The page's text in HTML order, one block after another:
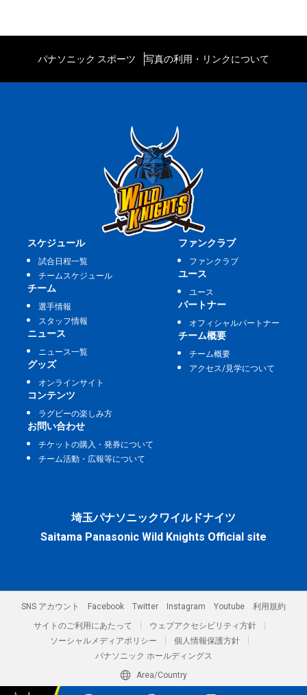
パナソニック スポーツ 写真の利用・リンクについて
スケジュール
試合日程一覧
チームスケジュール
チーム
選手情報
スタッフ情報
ニュース
ニュース一覧
グッズ
オンラインサイト
ファンクラブ
ファンクラブ
ユース
ユース
パートナー
オフィシャルパートナー
チーム概要
チーム概要
アクセス/見学について
コンテンツ
ラグビーの楽しみ方
お問い合わせ
チケットの購入・発券について
チーム活動・広報等について
埼玉パナソニックワイルドナイツ
Saitama Panasonic Wild Knights Official site
SNS アカウント Facebook Twitter Instagram Youtube
利用規約
サイトのご利用にあたって
ウェブアクセシビリティ方針
ソーシャルメディアポリシー
個人情報保護方針
パナソニック ホールディングス
Area/Country